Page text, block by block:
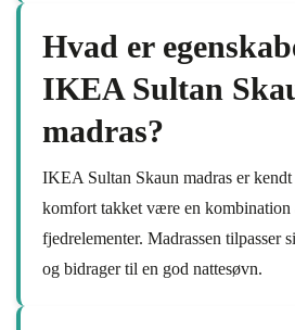
Hvad er
IKEA Sultan
madras?
IKEA Sultan Skaun madras er
komfort takket være en kombination
fjedrelementer. Madrassen tilpasser
og bidrager til en god nattesøvn.